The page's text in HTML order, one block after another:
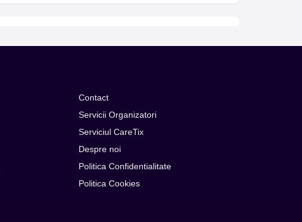
Contact
Servicii Organizatori
Serviciul CareTix
Despre noi
Politica Confidentialitate
Politica Cookies